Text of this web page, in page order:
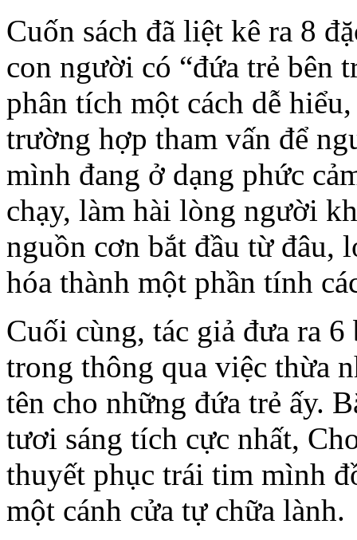
Cuốn sách đã liệt kê ra 8
con người có “đứa trẻ bên
phân tích một cách dễ
trường hợp tham vấn để
mình đang ở dạng phức
chạy, làm hài lòng người
nguồn cơn bắt đầu từ đâu,
hóa thành một phần tính
Cuối cùng, tác giả đưa ra
trong thông qua việc thừa
tên cho những đứa trẻ ấy.
tươi sáng tích cực nhất,
thuyết phục trái tim mình
một cánh cửa tự chữa lành.